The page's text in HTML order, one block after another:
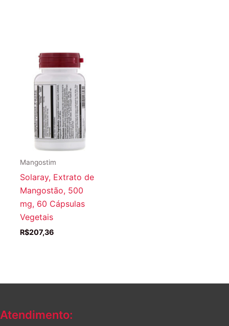
Mangostim
Solaray, Extrato de
Mangostão, 500
mg, 60 Cápsulas
Vegetais
R$207,36
Atendimento: